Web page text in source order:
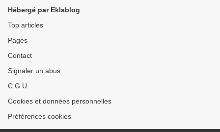
Hébergé par Eklablog
Top articles
Pages
Contact
Signaler un abus
C.G.U.
Cookies et données personnelles
Préférences cookies